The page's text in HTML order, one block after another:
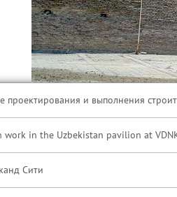
и выполнения
work in the Uzbekistan pavilion at
Сити